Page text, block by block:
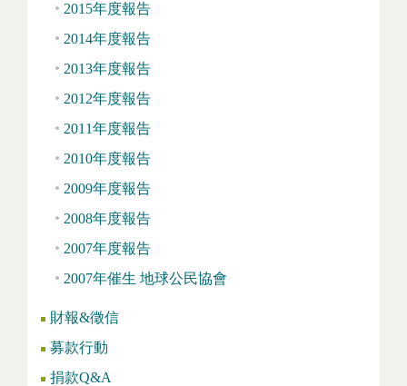
2015年度報告
2014年度報告
2013年度報告
2012年度報告
2011年度報告
2010年度報告
2009年度報告
2008年度報告
2007年度報告
2007年催生 地球公民協會
財報&徵信
募款行動
捐款Q&A